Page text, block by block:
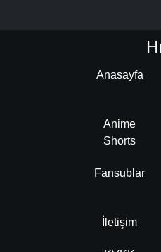
Anasayfa
Anime
Shorts
Fansublar
İletişim